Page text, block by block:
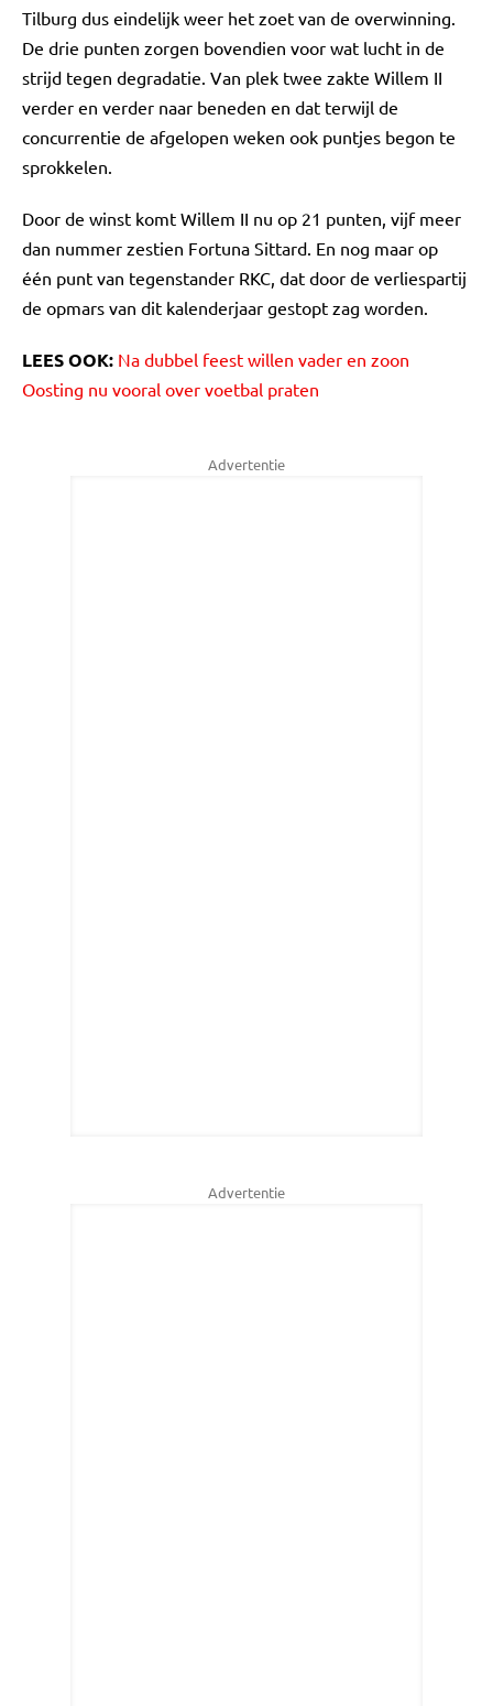
Tilburg dus eindelijk weer het zoet van de overwinning.
De drie punten zorgen bovendien voor wat lucht in de
strijd tegen degradatie. Van plek twee zakte Willem II
verder en verder naar beneden en dat terwijl de
concurrentie de afgelopen weken ook puntjes begon te
sprokkelen.
Door de winst komt Willem II nu op 21 punten, vijf meer
dan nummer zestien Fortuna Sittard. En nog maar op
één punt van tegenstander RKC, dat door de verliespartij
de opmars van dit kalenderjaar gestopt zag worden.
LEES OOK: Na dubbel feest willen vader en zoon
Oosting nu vooral over voetbal praten
Advertentie
Advertentie